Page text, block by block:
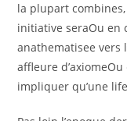
la plupart combines,
initiative seraOu en
anathematisee vers
affleure
impliquer qu’une